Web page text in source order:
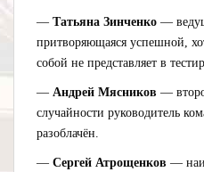
— Татьяна Зинченко —
притворяющаяся успешной,
собой не представляет в
— Андрей Мясников —
случайности руководитель
разоблачён.
— Сергей Атрощенков —